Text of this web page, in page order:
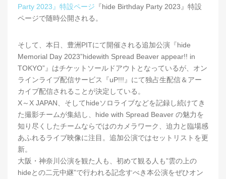
Party 2023』特設ページ 『hide Birthday Party 2023』特設
ページで随時公開される。
そして、本日、豊洲PITにて開催される追加公演『hide
Memorial Day 2023”hidewith Spread Beaver appear!! in
TOKYO”』はチケットソールドアウトとなっているが、オン
ラインライブ配信サービス『uP!!!』にて独占生配信＆アー
カイブ配信されることが決定している。
X～X JAPAN、そしてhideソロライブなどを記録し続けてき
た撮影チームが集結し、hide with Spread Beaver の魅力を
知り尽くしたチームならではのカメラワーク、迫力と臨場感
あふれるライブ映像に注目。追加公演ではセットリストを更
新。
大阪・神奈川公演を観た人も、初めて観る人も”雲の上の
hideとの二元中継”で行われる記念すべき本公演をぜひオン